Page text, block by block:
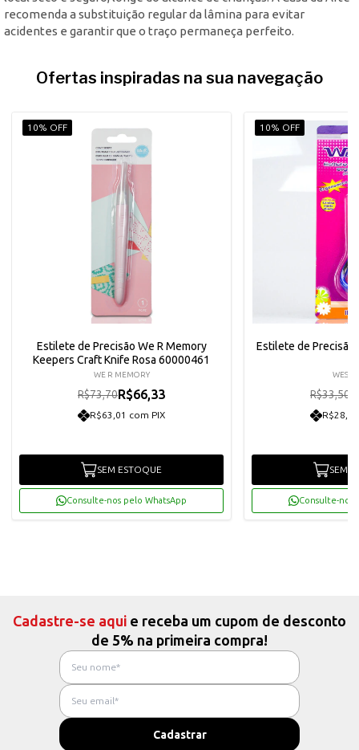
recomenda a substituição regular da lâmina para evitar
acidentes e garantir que o traço permaneça perfeito.
Ofertas inspiradas na sua navegação
10% OFF
Estilete de Precisão We R Memory
Keepers Craft Knife Rosa 60000461
WE R MEMORY
R$73,70R$66,33
R$63,01 com PIX
SEM ESTOQUE
Consulte-nos pelo WhatsApp
10% OFF
Estilete de Precisão
R$33,50
SEM
Consulte-nos
Cadastre-se aqui e receba um cupom de desconto
de 5% na primeira compra!